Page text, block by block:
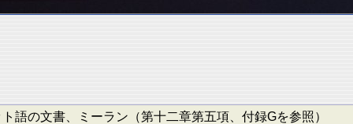
語の文書、ミーラン（第十二章第五項、付録Gを参照）